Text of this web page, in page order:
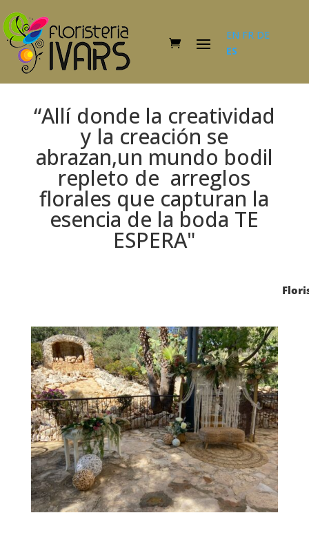
EN FR DE
ES
“Allí donde la creatividad
y la creación se
abrazan,un mundo bodil
repleto de arreglos
florales que capturan la
esencia de la boda TE
ESPERA"